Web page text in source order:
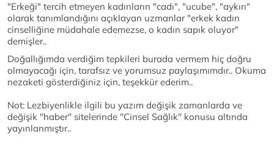
"Erkeği" tercih etmeyen kadınların "cadı", "ucube", "aykırı"
olarak tanımlandığını açıklayan uzmanlar "erkek kadın
cinselliğine müdahale edemezse, o kadın sapık oluyor"
demişler..
Doğallığımda verdiğim tepkileri burada vermem hiç doğru
olmayacağı için, tarafsız ve yorumsuz paylaşımımdır.. Okuma
nezaketi gösterdiğiniz için, teşekkür ederim..
Not: Lezbiyenlikle ilgili bu yazım değişik zamanlarda ve
değişik ''haber'' sitelerinde ''Cinsel Sağlık'' konusu altında
yayınlanmıştır..